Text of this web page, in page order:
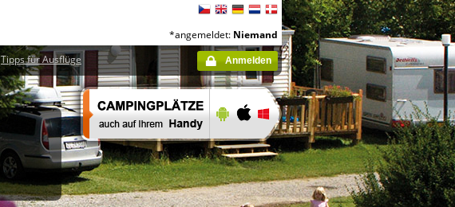
Tipps für Ausflüge
*angemeldet: Niemand
Anmelden